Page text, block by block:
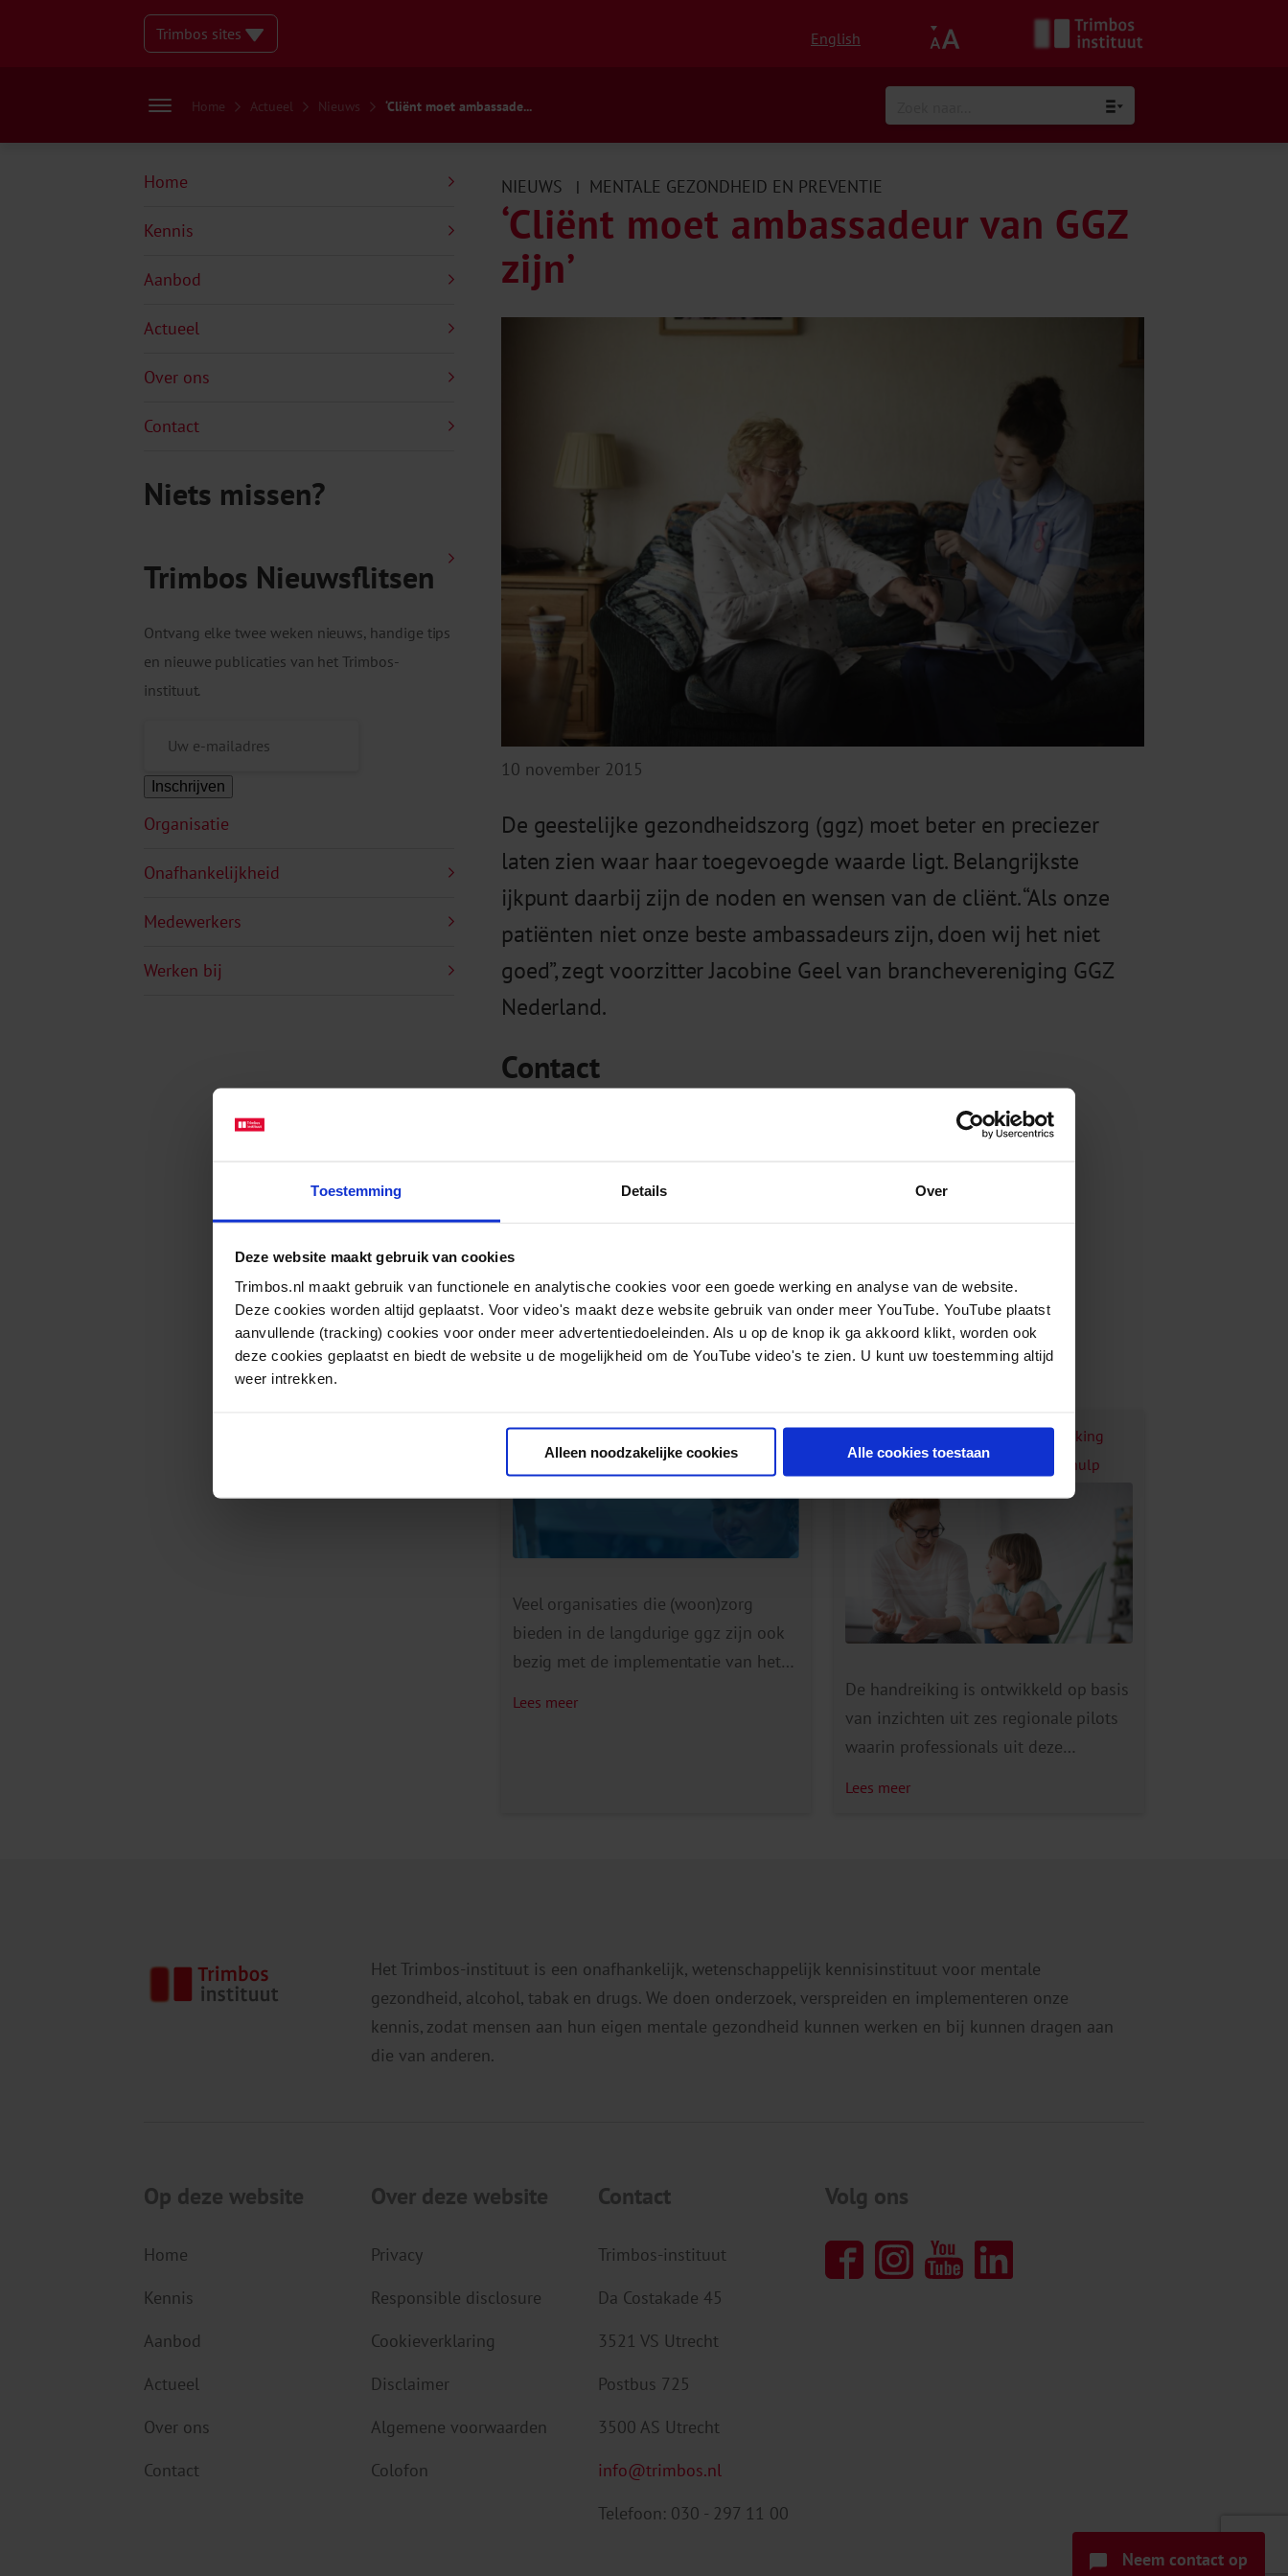
Toestemming Details Over
Deze website maakt gebruik van cookies
Trimbos.nl maakt gebruik van functionele en analytische cookies voor een goede werking en analyse van de website.
Deze cookies worden altijd geplaatst. Voor video's maakt deze website gebruik van onder meer YouTube. YouTube plaatst
aanvullende (tracking) cookies voor onder meer advertentiedoeleinden. Als u op de knop ik ga akkoord klikt, worden ook
deze cookies geplaatst en biedt de website u de mogelijkheid om de YouTube video's te zien. U kunt uw toestemming altijd
weer intrekken.
Alleen noodzakelijke cookies Alle cookies toestaan
Trimbos sites English
Home Actueel Nieuws ‘Cliënt moet ambassade...
Home
Kennis
Aanbod
Actueel
Over ons
Contact
Niets missen?
Trimbos Nieuwsflitsen
Ontvang elke twee weken nieuws, handige tips
en nieuwe publicaties van het Trimbos-
instituut.
Inschrijven
Organisatie
Onafhankelijkheid
Medewerkers
Werken bij
NIEUWS | MENTALE GEZONDHEID EN PREVENTIE
‘Cliënt moet ambassadeur van GGZ
zijn’
10 november 2015
De geestelijke gezondheidszorg (ggz) moet beter en preciezer
laten zien waar haar toegevoegde waarde ligt. Belangrijkste
ijkpunt daarbij zijn de noden en wensen van de cliënt. “Als onze
patiënten niet onze beste ambassadeurs zijn, doen wij het niet
goed”, zegt voorzitter Jacobine Geel van branchevereniging GGZ
Nederland.
Contact
Voor meer informatie kunt u contact opnemen met de persvoorlichters:
tel +31 (0)30 – 2959(382)
Gerelateerde berichten
Afstemming ART-monitor en
Kwaliteitskader Woonzorg
Veel organisaties die (woon)zorg
bieden in de langdurige ggz zijn ook
bezig met de implementatie van het
Lees meer
Handreiking voor betere samenwerking
tussen volwassenen-ggz en jeugdhulp
De handreiking is ontwikkeld op basis
van inzichten uit zes regionale pilots
waarin professionals uit deze
versterkt. Ook worden problemen
eerder gesignaleerd, waardoor […]
Lees meer
Neem contact op
Het Trimbos-instituut is een onafhankelijk, wetenschappelijk kennisinstituut voor mentale
gezondheid, alcohol, tabak en drugs. We doen onderzoek, verspreiden en implementeren onze
kennis, zodat mensen aan hun eigen mentale gezondheid kunnen werken en bij kunnen dragen aan
die van anderen.
Op deze website
Home
Kennis
Aanbod
Actueel
Over ons
Contact
Over deze website
Privacy
Responsible disclosure
Cookieverklaring
Disclaimer
Algemene voorwaarden
Colofon
Contact
Trimbos-instituut
Da Costakade 45
3521 VS Utrecht
Postbus 725
3500 AS Utrecht
info@trimbos.nl
Telefoon: 030 - 297 11 00
Volg ons